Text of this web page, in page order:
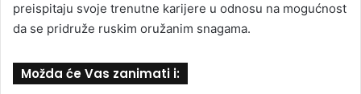
preispitaju svoje trenutne karijere u odnosu na mogućnost
da se pridruže ruskim oružanim snagama.
Možda će Vas zanimati i: